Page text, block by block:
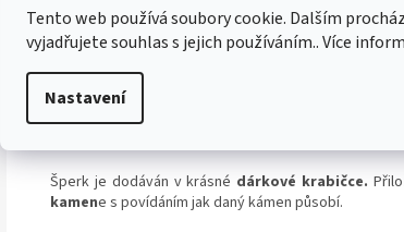
Tento web používá soubory cookie. Dalším
vyjadřujete souhlas s jejich používáním.. Více
Nastavení
dosáhnout.
Podle zvěrokruhu je smaragd kamenem pro znamení
Všechny šperky jsou
jedná o stříbrný šperk ryzosti 925/1000 a daný
Šperk je dodáván v krásné dárkové krabičce.
kamene s povídáním jak daný kámen působí.